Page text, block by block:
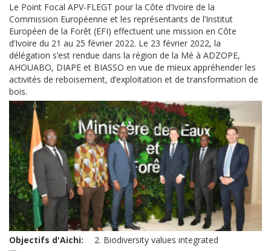
Le Point Focal APV-FLEGT pour la Côte d’Ivoire de la
Commission Européenne et les représentants de l’Institut
Européen de la Forêt (EFI) effectuent une mission en Côte
d’Ivoire du 21 au 25 février 2022. Le 23 février 2022, la
délégation s’est rendue dans la région de la Mé à ADZOPE,
AHOUABO, DIAPE et BIASSO en vue de mieux appréhender les
activités de reboisement, d’exploitation et de transformation de
bois.
Objectifs d'Aichi
2. Biodiversity values integrated